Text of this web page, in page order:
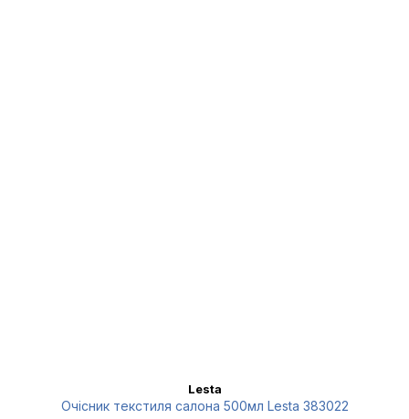
Lesta
Очісник текстиля салона 500мл Lesta 383022